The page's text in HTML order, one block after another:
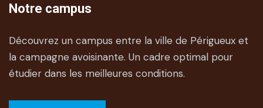
Notre campus
Découvrez un campus entre la ville de Périgueux et
la campagne avoisinante. Un cadre optimal pour
étudier dans les meilleures conditions.